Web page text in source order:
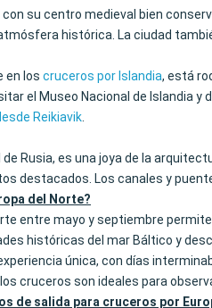
su centro medieval bien
histórica. La ciudad
en los cruceros por Islandia, está
el Museo Nacional de Islandia
Reikiavik
Rusia, es una joya de la
destacados. Los canales y
del Norte?
entre mayo y septiembre
históricas del mar Báltico y
única, con días
cruceros son ideales para
de salida para cruceros por